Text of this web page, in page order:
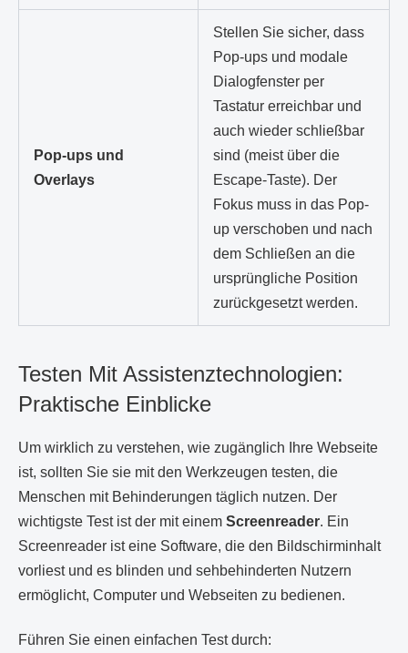
Pop-ups und
Overlays
Stellen Sie sicher, dass
Pop-ups und modale
Dialogfenster per
Tastatur erreichbar und
auch wieder schließbar
sind (meist über die
Escape-Taste). Der
Fokus muss in das Pop-
up verschoben und nach
dem Schließen an die
ursprüngliche Position
zurückgesetzt werden.
Testen Mit Assistenztechnologien:
Praktische Einblicke
Um wirklich zu verstehen, wie zugänglich Ihre Webseite
ist, sollten Sie sie mit den Werkzeugen testen, die
Menschen mit Behinderungen täglich nutzen. Der
wichtigste Test ist der mit einem Screenreader. Ein
Screenreader ist eine Software, die den Bildschirminhalt
vorliest und es blinden und sehbehinderten Nutzern
ermöglicht, Computer und Webseiten zu bedienen.
Führen Sie einen einfachen Test durch: